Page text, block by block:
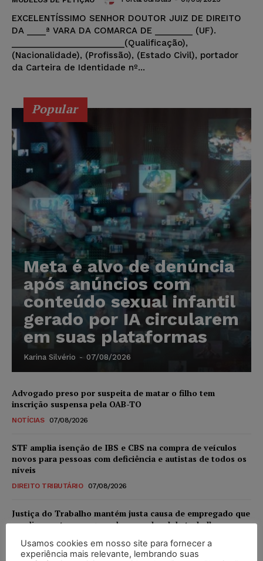
EXCELENTÍSSIMO SENHOR DOUTOR JUIZ DE DIREITO
DA ____ª VARA DA COMARCA DE ________ (UF).
________________________(Qualificação),
(Nacionalidade), (Profissão), (Estado Civil), portador
da Carteira de Identidade nº...
Popular
Meta é alvo de denúncia
após anúncios com
conteúdo sexual infantil
gerado por IA circularem
em suas plataformas
Karina Silvério - 07/08/2026
Advogado preso por suspeita de matar o filho tem
inscrição suspensa pela OAB-TO
NOTÍCIAS 07/08/2026
STF amplia isenção de IBS e CBS na compra de veículos
novos para pessoas com deficiência e autistas de todos os
níveis
DIREITO TRIBUTÁRIO 07/08/2026
Justiça do Trabalho mantém justa causa de empregado que
vendia canetas emagrecedoras no local de trabalho
NOTÍCIAS 07/08/2026
Usamos cookies em nosso site para fornecer a
experiência mais relevante, lembrando suas